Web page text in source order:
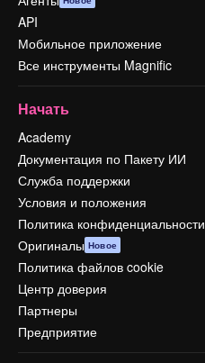
API
Мобильное приложение
Все инструменты Magnific
Начать
Academy
Документация по Пакету ИИ
Служба поддержки
Условия и положения
Политика конфиденциальности
Оригиналы Новое
Политика файлов cookie
Центр доверия
Партнеры
Предприятие